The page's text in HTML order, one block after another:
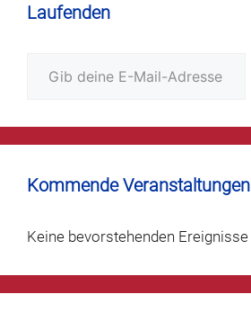
Laufenden
Kommende Veranstaltungen
Keine bevorstehenden Ereignisse